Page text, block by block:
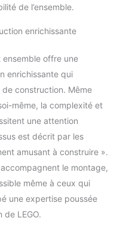
Anniversary
intégré pour
et Amiral
Juralen Excellent
cadeau – Faites-
plaisir ou
à un fan
adulte de Star Wars,
un constructeur
Wars,
collectionneurs de la
série Ultimate LEGO
Wars
modèle
de l’ensemble.
enrichissante
offre une
enrichissante qui
construction. Même
même, la complexité et
une attention
est décrit par les
amusant à construire ».
le montage,
même à ceux qui
une expertise poussée
LEGO.